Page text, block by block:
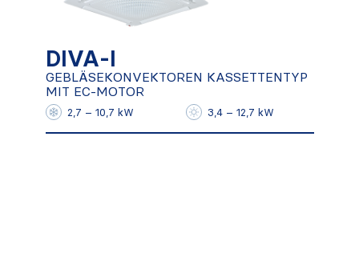
DIVA-I
GEBLÄSEKONVEKTOREN KASSETTENTYP
MIT EC-MOTOR
2,7 – 10,7 kW 3,4 – 12,7 kW
DIVA-I
KASSETTENTYP MIT EC-MOTOR
Mehr herausfinden